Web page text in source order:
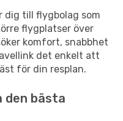
till flygbolag som
flygplatser över
komfort, snabbhet
det enkelt att
för din resplan.
bästa